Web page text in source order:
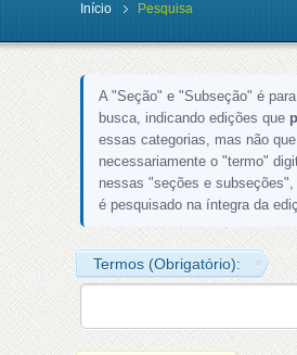
Início Pesquisa
A "Seção" e "Subseção" é
busca, indicando edições que
essas categorias, mas não que
necessariamente o "termo"
nessas "seções e
é pesquisado na íntegra da
Termos (Obrigatório):